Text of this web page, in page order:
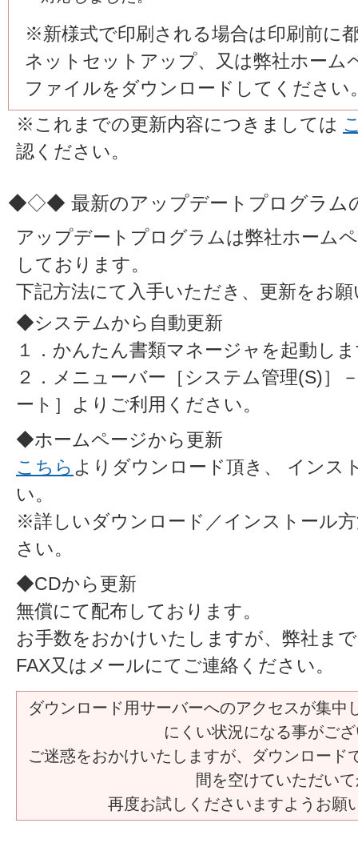
※新様式で印刷される場合は印刷前に
ネットセットアップ、又は弊社ホーム
ファイルをダウンロードしてください
※これまでの更新内容につきましては
認ください。
◆◇◆ 最新のアップデートプログラ
アップデートプログラムは弊社ホーム
しております。
下記方法にて入手いただき、更新をお
◆システムから自動更新
１．かんたん書類マネージャを起動し
２．メニューバー［システム管理(S)］
ート］よりご利用ください。
◆ホームページから更新
こちら よりダウンロード頂き、 インス
い。
※詳しいダウンロード／インストール
さい。
◆CDから更新
無償にて配布しております。
お手数をおかけいたしますが、弊社ま
FAX又はメールにてご連絡ください。
ダウンロード用サーバーへのアクセスが集中
にくい状況になる事がご
ご迷惑をおかけいたしますが、ダウンロード
間を空けていただい
再度お試しくださいますようお願